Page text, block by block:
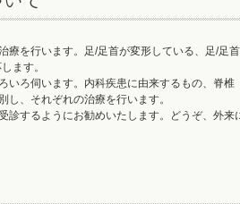
療を行います。足/足首が変形している、足/足
ます。
いろ伺います。内科疾患に由来するもの、 脊椎
し、それぞれの治療を行います。
診するようにお勧めいたします。どうぞ、外来